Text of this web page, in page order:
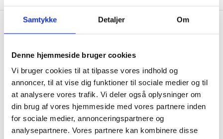
Samtykke Detaljer Om
Denne hjemmeside bruger cookies
Vi bruger cookies til at tilpasse vores indhold og
annoncer, til at vise dig funktioner til sociale medier og til
at analysere vores trafik. Vi deler også oplysninger om
din brug af vores hjemmeside med vores partnere inden
for sociale medier, annonceringspartnere og
analysepartnere. Vores partnere kan kombinere disse
Wallshop.dk
Gastrobutikken ApS
Rømersvej 33
7430 Ikast
CVR: 38952986
Telefon træffetid:
Tlf.71 99 30 98